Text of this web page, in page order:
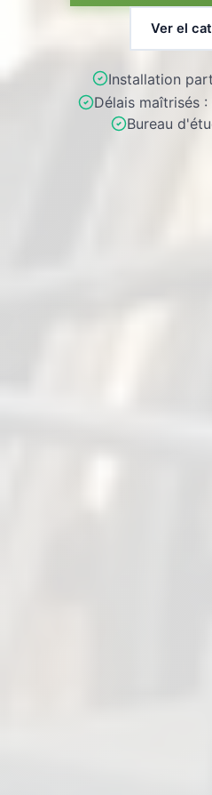
Ver el
Installation
Délais maîtrisés
Bureau